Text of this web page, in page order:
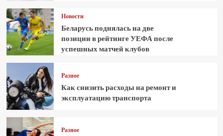
Новости
Беларусь поднялась на две
позиции в рейтинге УЕФА после
успешных матчей клубов
Разное
Как снизить расходы на ремонт и
эксплуатацию транспорта
Разное